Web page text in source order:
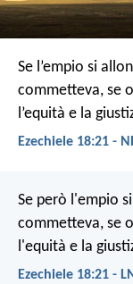
Se l’empio si
commetteva, se
l’equità e la
Ezechiele 18:21 -
Se però l'empio
commetteva, se
l'equità e la
Ezechiele 18:21 -